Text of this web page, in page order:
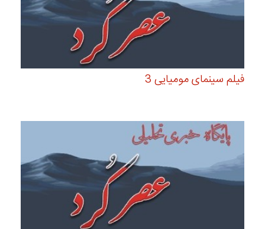
فیلم سینمای مومیایی 3